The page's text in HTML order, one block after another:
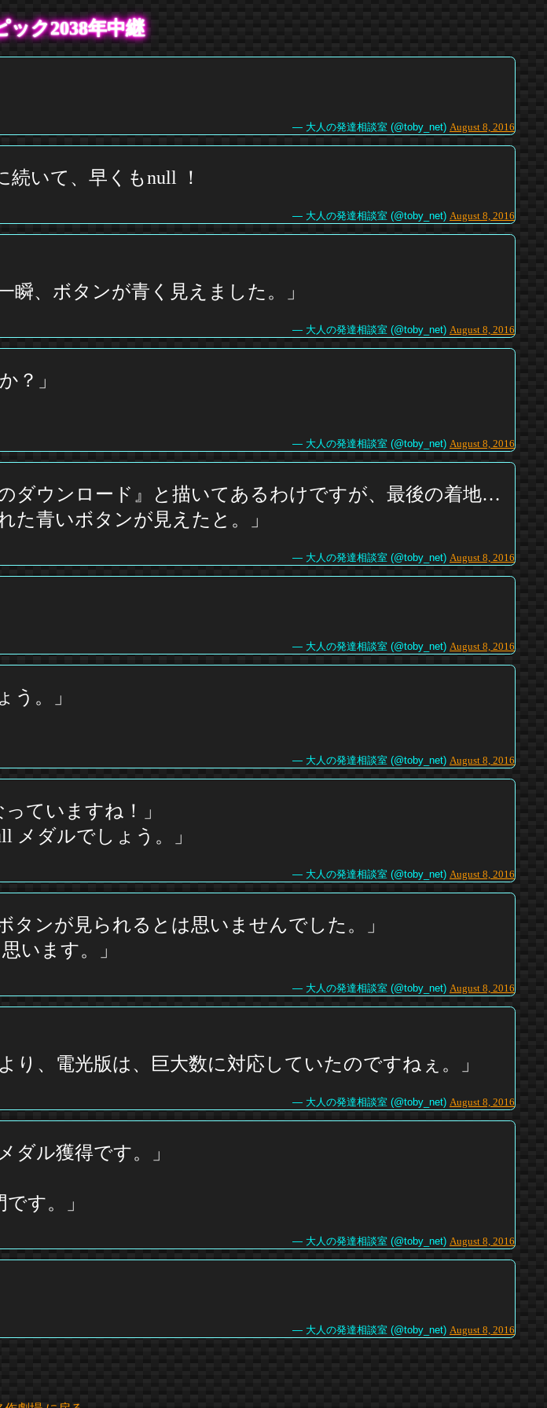
ック2038年中継
— 大人の発達相談室 (@toby_net) August 8, 2016
続いて、早くもnull ！
— 大人の発達相談室 (@toby_net) August 8, 2016
、ボタンが青く見えました。」
— 大人の発達相談室 (@toby_net) August 8, 2016
？」
— 大人の発達相談室 (@toby_net) August 8, 2016
ダウンロード』と描いてあるわけですが、最後の着地…
た青いボタンが見えたと。」
— 大人の発達相談室 (@toby_net) August 8, 2016
— 大人の発達相談室 (@toby_net) August 8, 2016
う。」
— 大人の発達相談室 (@toby_net) August 8, 2016
ていますね！」
メダルでしょう。」
— 大人の発達相談室 (@toby_net) August 8, 2016
タンが見られるとは思いませんでした。」
います。」
— 大人の発達相談室 (@toby_net) August 8, 2016
り、電光版は、巨大数に対応していたのですねぇ。」
— 大人の発達相談室 (@toby_net) August 8, 2016
ダル獲得です。」
す。」
— 大人の発達相談室 (@toby_net) August 8, 2016
— 大人の発達相談室 (@toby_net) August 8, 2016